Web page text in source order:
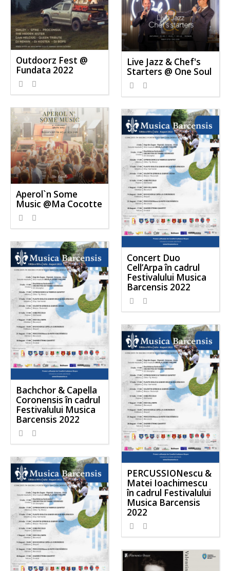
Outdoorz Fest @
Fundata 2022
Live Jazz & Chef's
Starters @ One Soul
Aperol`n Some
Music @Ma Cocotte
Concert Duo
Cell’Arpa în cadrul
Festivalului Musica
Barcensis 2022
Bachchor & Capella
Coronensis în cadrul
Festivalului Musica
Barcensis 2022
PERCUSSIONescu &
Matei Ioachimescu
în cadrul Festivalului
Musica Barcensis
2022